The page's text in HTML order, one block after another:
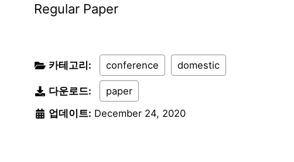
Regular Paper
카테고리: conference domestic
다운로드:
paper
업데이트: December 24, 2020